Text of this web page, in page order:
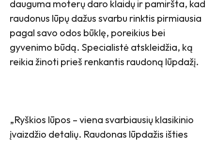
dauguma moterų daro klaidų ir pamiršta, kad
raudonus lūpų dažus svarbu rinktis pirmiausia
pagal savo odos būklę, poreikius bei
gyvenimo būdą. Specialistė atskleidžia, ką
reikia žinoti prieš renkantis raudoną lūpdažį.
„Ryškios lūpos – viena svarbiausių klasikinio
įvaizdžio detalių. Raudonas lūpdažis išties